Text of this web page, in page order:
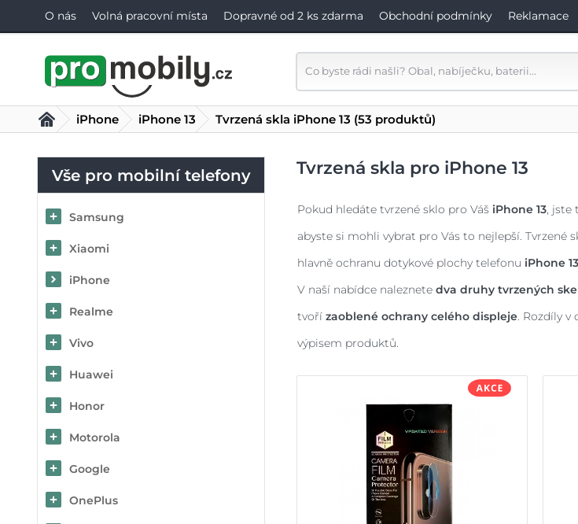
O nás Volná pracovní místa Dopravné od 2 ks zdarma Obchodní podmínky Reklamace
Vše pro mobilní telefony
Samsung
Xiaomi
iPhone
Realme
Vivo
Huawei
Honor
Motorola
Google
OnePlus
iPhone iPhone 13 Tvrzená skla iPhone 13 (53 produktů)
Tvrzená skla pro iPhone 13
Pokud hledáte tvrzené sklo pro Váš iPhone 13, jste
abyste si mohli vybrat pro Vás to nejlepší. Tvrzené
hlavně ochranu dotykové plochy telefonu iPhone 13
V naší nabídce naleznete dva druhy tvrzených
tvoří zaoblené ochrany celého displeje. Rozdíly
výpisem produktů.